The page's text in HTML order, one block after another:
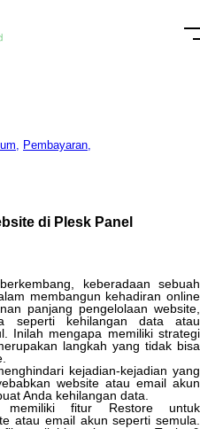
, Pembayaran,
di Plesk Panel
berkembang keberadaan
sebuah
membangun kehadiran online
panjang pengelolaan website
seperti kehilangan data
atau
. Inilah mengapa memiliki strategi
langkah yang tidak bisa
kejadian-kejadian yang
website atau email akun
Anda kehilangan data
memiliki fitur Restore
untuk
atau email akun seperti semula